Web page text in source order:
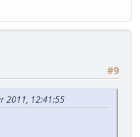
#9
2011, 12:41:55